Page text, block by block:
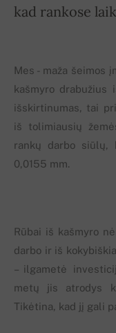
kad rankose
Mes - maža šeimos
kašmyro drabužius
išskirtinumas, tai
iš tolimiausių
rankų darbo siūlų,
0,0155 mm.
Rūbai iš kašmyro
darbo ir iš
– ilgametė
metų jis atrodys
Tikėtina, kad jį gali